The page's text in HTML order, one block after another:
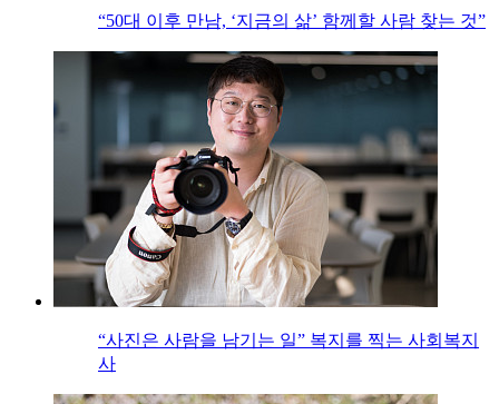
“50대 이후 만남, ‘지금의 삶’ 함께할 사람 찾는 것”
“사진은 사람을 남기는 일” 복지를 찍는 사회복지
사